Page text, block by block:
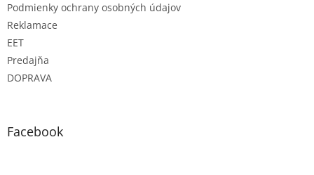
Podmienky ochrany osobných údajov
Reklamace
EET
Predajňa
DOPRAVA
Facebook